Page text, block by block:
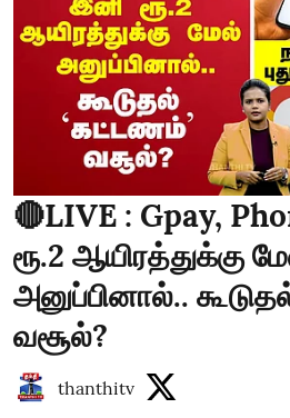
🔴LIVE : Gpay,
ரூ.2 ஆயிரத்துக்கு
அனுப்பினால்..
வசூல்?
thanthitv